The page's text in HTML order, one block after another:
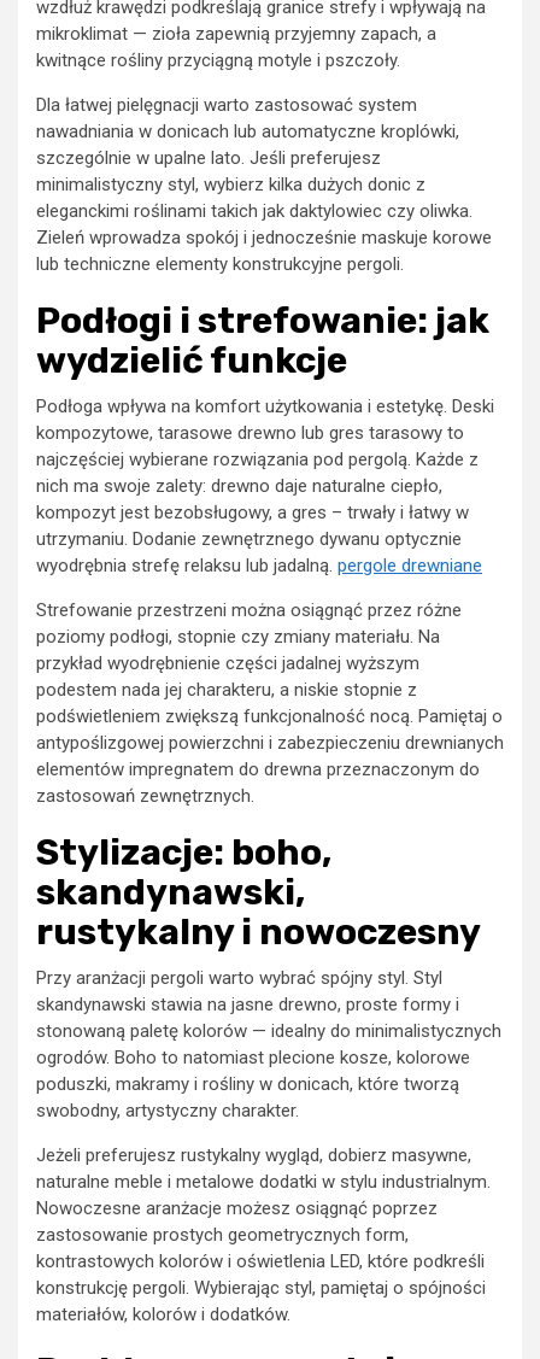
wzdłuż krawędzi podkreślają granice strefy i wpływają na
mikroklimat — zioła zapewnią przyjemny zapach, a
kwitnące rośliny przyciągną motyle i pszczoły.
Dla łatwej pielęgnacji warto zastosować system
nawadniania w donicach lub automatyczne kroplówki,
szczególnie w upalne lato. Jeśli preferujesz
minimalistyczny styl, wybierz kilka dużych donic z
eleganckimi roślinami takich jak daktylowiec czy oliwka.
Zieleń wprowadza spokój i jednocześnie maskuje korowe
lub techniczne elementy konstrukcyjne pergoli.
Podłogi i strefowanie: jak
wydzielić funkcje
Podłoga wpływa na komfort użytkowania i estetykę. Deski
kompozytowe, tarasowe drewno lub gres tarasowy to
najczęściej wybierane rozwiązania pod pergolą. Każde z
nich ma swoje zalety: drewno daje naturalne ciepło,
kompozyt jest bezobsługowy, a gres – trwały i łatwy w
utrzymaniu. Dodanie zewnętrznego dywanu optycznie
wyodrębnia strefę relaksu lub jadalną. pergole drewniane
Strefowanie przestrzeni można osiągnąć przez różne
poziomy podłogi, stopnie czy zmiany materiału. Na
przykład wyodrębnienie części jadalnej wyższym
podestem nada jej charakteru, a niskie stopnie z
podświetleniem zwiększą funkcjonalność nocą. Pamiętaj o
antypoślizgowej powierzchni i zabezpieczeniu drewnianych
elementów impregnatem do drewna przeznaczonym do
zastosowań zewnętrznych.
Stylizacje: boho,
skandynawski,
rustykalny i nowoczesny
Przy aranżacji pergoli warto wybrać spójny styl. Styl
skandynawski stawia na jasne drewno, proste formy i
stonowaną paletę kolorów — idealny do minimalistycznych
ogrodów. Boho to natomiast plecione kosze, kolorowe
poduszki, makramy i rośliny w donicach, które tworzą
swobodny, artystyczny charakter.
Jeżeli preferujesz rustykalny wygląd, dobierz masywne,
naturalne meble i metalowe dodatki w stylu industrialnym.
Nowoczesne aranżacje możesz osiągnąć poprzez
zastosowanie prostych geometrycznych form,
kontrastowych kolorów i oświetlenia LED, które podkreśli
konstrukcję pergoli. Wybierając styl, pamiętaj o spójności
materiałów, kolorów i dodatków.